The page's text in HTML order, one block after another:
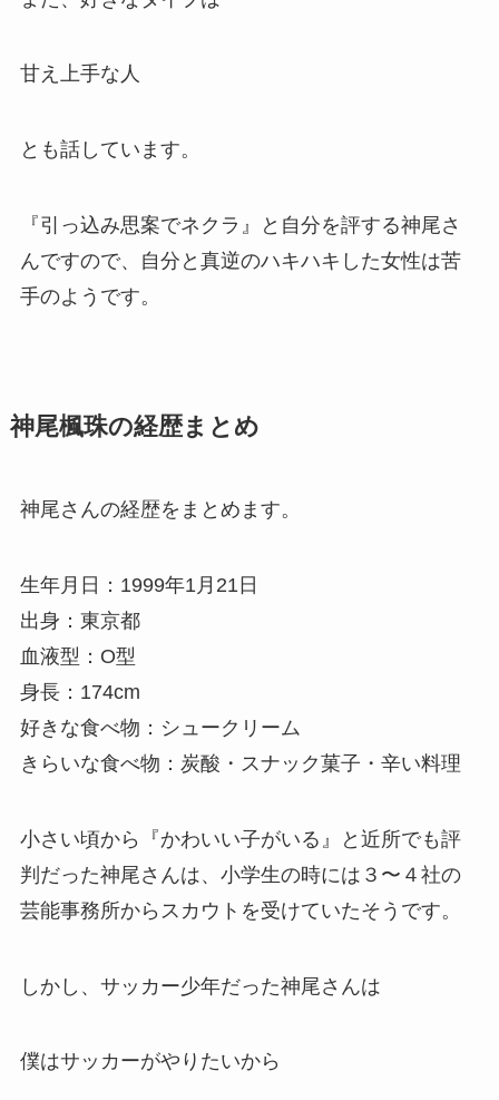
甘え上手な人
とも話しています。
『引っ込み思案でネクラ』と自分を評する神尾さ
んですので、自分と真逆のハキハキした女性は苦
手のようです。
神尾楓珠の経歴まとめ
神尾さんの経歴をまとめます。
生年月日：1999年1月21日
出身：東京都
血液型：O型
身長：174cm
好きな食べ物：シュークリーム
きらいな食べ物：炭酸・スナック菓子・辛い料理
小さい頃から『かわいい子がいる』と近所でも評
判だった神尾さんは、小学生の時には３〜４社の
芸能事務所からスカウトを受けていたそうです。
しかし、サッカー少年だった神尾さんは
僕はサッカーがやりたいから